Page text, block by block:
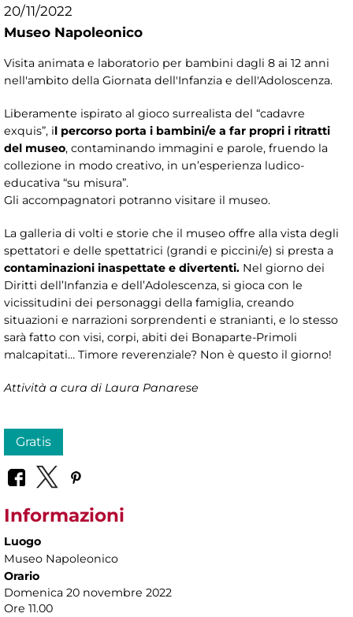
20/11/2022
Museo Napoleonico
Visita animata e laboratorio per bambini dagli 8 ai 12 anni
nell'ambito della Giornata dell'Infanzia e dell'Adoloscenza.
Liberamente ispirato al gioco surrealista del “cadavre
exquis”, il percorso porta i bambini/e a far propri i ritratti
del museo, contaminando immagini e parole, fruendo la
collezione in modo creativo, in un’esperienza ludico-
educativa “su misura”.
Gli accompagnatori potranno visitare il museo.
La galleria di volti e storie che il museo offre alla vista degli
spettatori e delle spettatrici (grandi e piccini/e) si presta a
contaminazioni inaspettate e divertenti. Nel giorno dei
Diritti dell’Infanzia e dell’Adolescenza, si gioca con le
vicissitudini dei personaggi della famiglia, creando
situazioni e narrazioni sorprendenti e stranianti, e lo stesso
sarà fatto con visi, corpi, abiti dei Bonaparte-Primoli
malcapitati… Timore reverenziale? Non è questo il giorno!
Attività a cura di Laura Panarese
Gratis
Informazioni
Luogo
Museo Napoleonico
Orario
Domenica 20 novembre 2022
Ore 11.00